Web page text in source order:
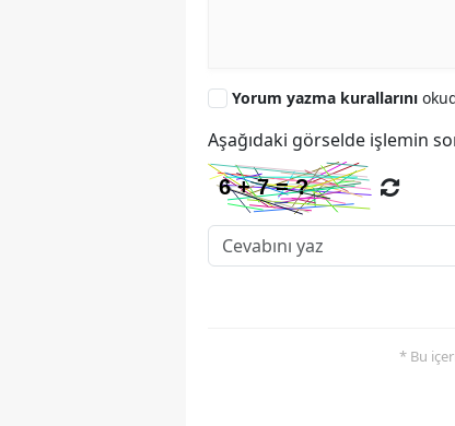
Yorum yazma kurallarını
Aşağıdaki görselde işlemin
* Bu